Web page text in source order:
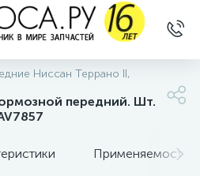
Ниссан Террано II,
передний. Шт.
Применяемость